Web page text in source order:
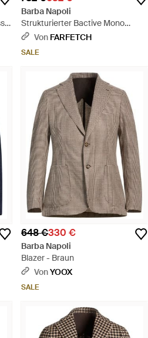
-
Barba Napoli
Strukturierter Bactive Mono
Blazer - Grau
Von FARFETCH
SALE
648 €330 €
Barba Napoli
Blazer - Braun
VonYOOX
SALE